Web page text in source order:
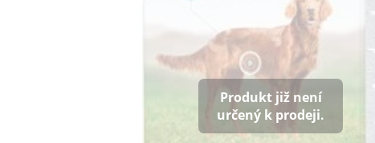
Produkt již není
určený k prodeji.